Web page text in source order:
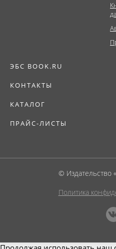
ЭБС BOOK.RU
КОНТАКТЫ
КАТАЛОГ
ПРАЙС-ЛИСТЫ
© Издательство
Политика